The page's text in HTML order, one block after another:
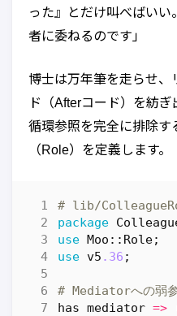
った』とだけ叫べばいい
者に委ねるのです」
博士は万年筆を走らせ、
ド（Afterコード）を紡
循環参照を完全に排除す
（Role）を定義します。
# lib/
package
use Moo::Role;
use v5 .36 ;
# Mediatorへの弱参
has mediator =>